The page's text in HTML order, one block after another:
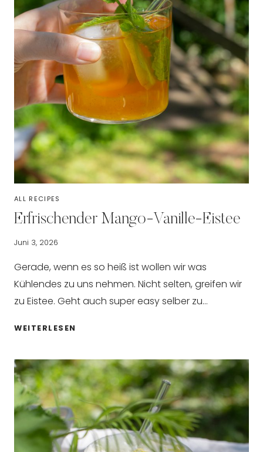
ALL RECIPES
Erfrischender Mango-Vanille-Eistee
Juni 3, 2026
Gerade, wenn es so heiß ist wollen wir was
Kühlendes zu uns nehmen. Nicht selten, greifen wir
zu Eistee. Geht auch super easy selber zu…
WEITERLESEN
EISTEE